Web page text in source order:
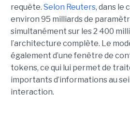
requête. Selon Reuters, dans le
environ 95 milliards de
simultanément sur les 2 400
l’architecture complète. Le
également d’une fenêtre de
tokens, ce qui lui permet de
importants d’informations au
interaction.